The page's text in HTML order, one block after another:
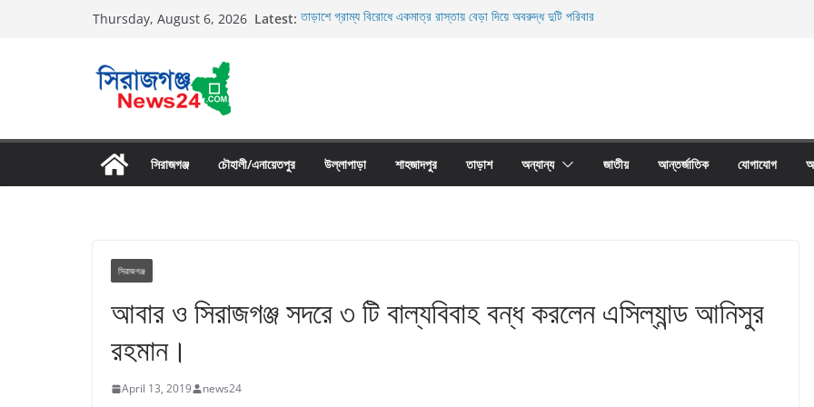
Thursday, August 6, 2026 Latest: তাড়াশে গ্রাম্য বিরোধে একমাত্র রাস্তায় বেড়া দিয়ে অবরুদ্ধ দুটি পরিবার
সিরাজগঞ্জ চৌহালী/এনায়েতপুর উল্লাপাড়া শাহজাদপুর তাড়াশ অন্যান্য জাতীয় আন্তর্জাতিক যোগাযোগ
সিরাজগঞ্জ
আবার ও সিরাজগঞ্জ সদরে ৩ টি বাল্যবিবাহ বন্ধ করলেন এসিল্যান্ড আনিসুর
রহমান।
April 13, 2019 news24